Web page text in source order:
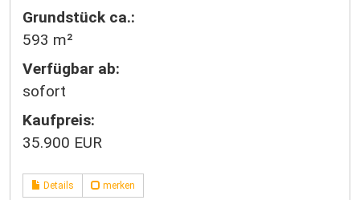
Grund­stück ca.:
593 m²
Verfügbar ab:
sofort
Kaufpreis:
35.900 EUR
Details merken